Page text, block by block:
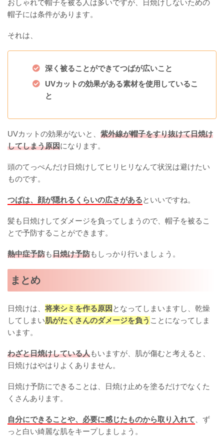
おしゃれで帽子を被る人は多いですが、日焼けしないための
帽子には条件があります。
それは、
深く被ることができてつばが広いこと
UVカットの効果がある素材を使用しているこ
と
UVカットの効果がないと、 紫外線が帽子をすり抜けて日焼け
してしまう原因になります。
頭のてっぺんだけ日焼けしてヒリヒリなんて状況は避けたい
ものです。
つばは、顔が隠れるくらいの広さがあるといいですね。
髪も日焼けしてダメージを負ってしまうので、帽子を被るこ
とで予防することができます。
熱中症予防も日焼け予防もしっかり行いましょう。
まとめ
日焼けは、 将来シミを作る原因 となってしまいますし、乾燥
してしまい肌がたくさんのダメージを負う ことになってしま
います。
わざと日焼けしている人もいますが、肌が傷むと考えると、
日焼けはやはりよくありません。
日焼け予防にできることは、日焼け止めを塗るだけでなくた
くさんあります。
自分にできることや、必要に感じたものから取り入れて 、ず
っと白い綺麗な肌をキープしましょう。